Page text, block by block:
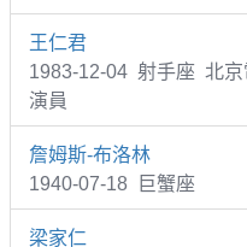
王仁君
1983-12-04 射手座 北京
演員
詹姆斯-布洛林
1940-07-18 巨蟹座
梁家仁